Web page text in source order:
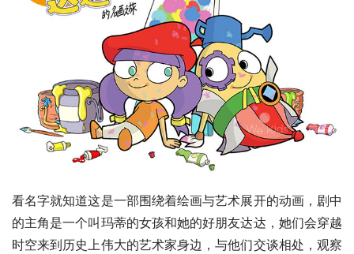
看名字就知道这是一部围绕着绘画与艺术展开的动画，剧中
的主角是一个叫玛蒂的女孩和她的好朋友达达，她们会穿越
时空来到历史上伟大的艺术家身边，与他们交谈相处，观察